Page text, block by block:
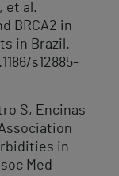
et al.
BRCA2 in
in Brazil.
s12885-
S, Encinas
in
Med